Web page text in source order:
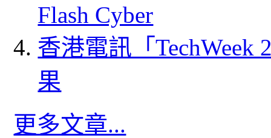
Flash Cyber
香港電訊「
果
更多文章...